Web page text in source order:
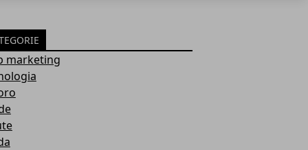
marketing